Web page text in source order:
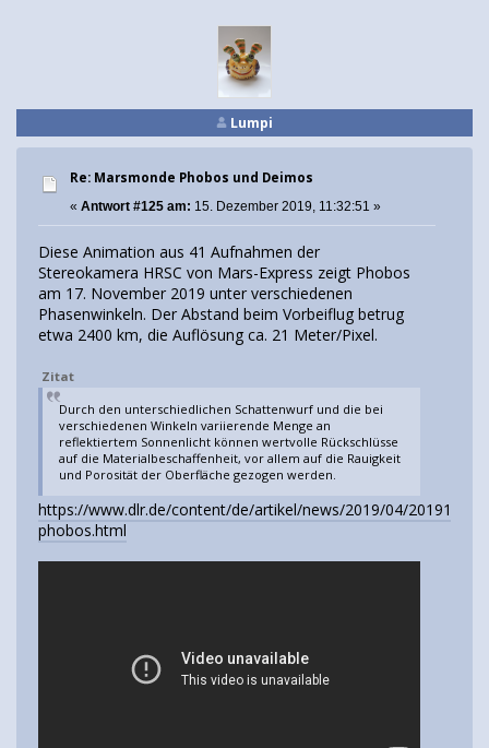
Lumpi
Re: Marsmonde Phobos und Deimos
« Antwort #125 am: 15. Dezember 2019, 11:32:51 »
Diese Animation aus 41 Aufnahmen der
Stereokamera HRSC von Mars-Express zeigt Phobos
am 17. November 2019 unter verschiedenen
Phasenwinkeln. Der Abstand beim Vorbeiflug betrug
etwa 2400 km, die Auflösung ca. 21 Meter/Pixel.
Zitat
Durch den unterschiedlichen Schattenwurf und die bei
verschiedenen Winkeln variierende Menge an
reflektiertem Sonnenlicht können wertvolle Rückschlüsse
auf die Materialbeschaffenheit, vor allem auf die Rauigkeit
und Porosität der Oberfläche gezogen werden.
https://www.dlr.de/content/de/artikel/news/2019/04/
phobos.html